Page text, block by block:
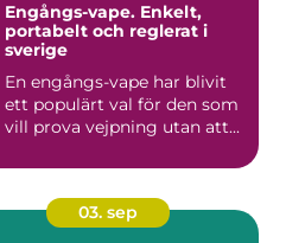
Engångs-vape. Enkelt,
portabelt och reglerat i
sverige
En engångs-vape har blivit
ett populärt val för den som
vill prova vejpning utan att...
03. sep